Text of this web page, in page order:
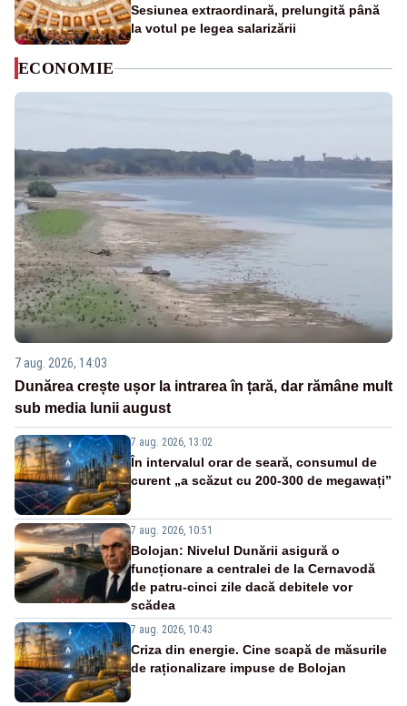
Sesiunea extraordinară, prelungită până
la votul pe legea salarizării
ECONOMIE
7 aug. 2026, 14:03
Dunărea crește ușor la intrarea în țară, dar rămâne mult
sub media lunii august
7 aug. 2026, 13:02
În intervalul orar de seară, consumul de
curent „a scăzut cu 200-300 de megawați”
7 aug. 2026, 10:51
Bolojan: Nivelul Dunării asigură o
funcționare a centralei de la Cernavodă
de patru-cinci zile dacă debitele vor
scădea
7 aug. 2026, 10:43
Criza din energie. Cine scapă de măsurile
de raționalizare impuse de Bolojan